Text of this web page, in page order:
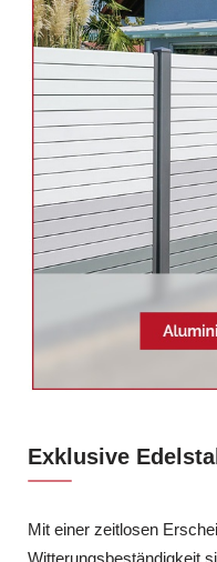
Exklusive
Mit einer zeitlosen